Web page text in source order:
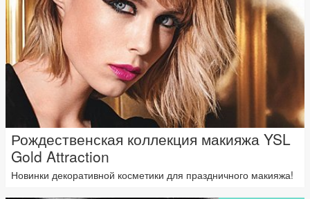
Рождественская коллекция макияжа YSL
Gold Attraction
Новинки декоративной косметики для праздничного макияжа!